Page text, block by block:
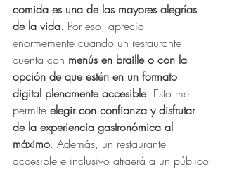
comida es una de las mayores alegrías
de la vida. Por eso, aprecio
enormemente cuando un restaurante
cuenta con menús en braille o con la
opción de que estén en un formato
digital plenamente accesible. Esto me
permite elegir con confianza y disfrutar
de la experiencia gastronómica al
máximo. Además, un restaurante
accesible e inclusivo atraerá a un público